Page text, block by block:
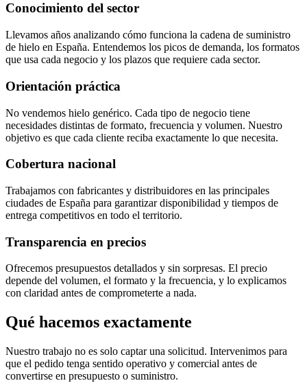
Conocimiento del sector
Llevamos años analizando cómo funciona la cadena de suministro
de hielo en España. Entendemos los picos de demanda, los formatos
que usa cada negocio y los plazos que requiere cada sector.
Orientación práctica
No vendemos hielo genérico. Cada tipo de negocio tiene
necesidades distintas de formato, frecuencia y volumen. Nuestro
objetivo es que cada cliente reciba exactamente lo que necesita.
Cobertura nacional
Trabajamos con fabricantes y distribuidores en las principales
ciudades de España para garantizar disponibilidad y tiempos de
entrega competitivos en todo el territorio.
Transparencia en precios
Ofrecemos presupuestos detallados y sin sorpresas. El precio
depende del volumen, el formato y la frecuencia, y lo explicamos
con claridad antes de comprometerte a nada.
Qué hacemos exactamente
Nuestro trabajo no es solo captar una solicitud. Intervenimos para
que el pedido tenga sentido operativo y comercial antes de
convertirse en presupuesto o suministro.